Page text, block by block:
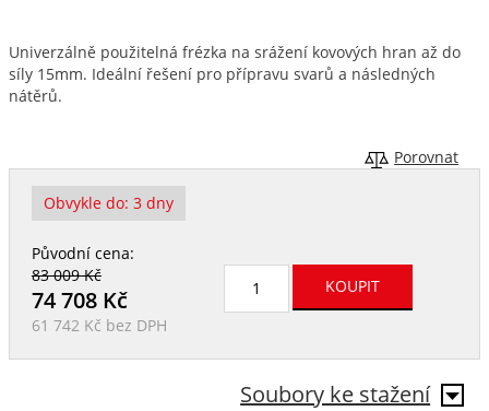
Univerzálně použitelná frézka na srážení kovových hran až do
síly 15mm. Ideální řešení pro přípravu svarů a následných
nátěrů.
Porovnat
Obvykle do: 3 dny
Původní cena:
83 009 Kč
74 708Kč
61 742 Kč bez DPH
Soubory ke stažení